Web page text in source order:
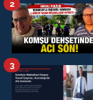
2
3